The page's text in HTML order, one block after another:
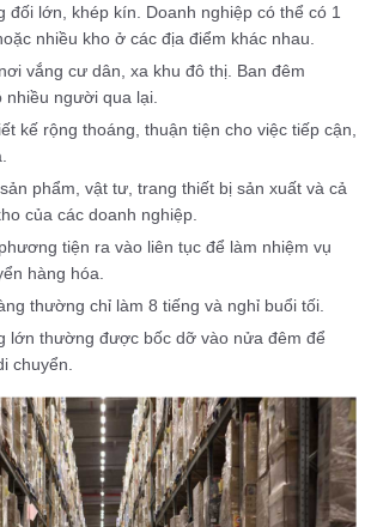
đối lớn, khép kín. Doanh nghiệp có thể có 1
nhiều kho ở các địa điểm khác nhau.
vắng cư dân, xa khu đô thị. Ban đêm
người qua lại.
kế rộng thoáng, thuận tiện cho việc tiếp cận,
phẩm, vật tư, trang thiết bị sản xuất và cả
của các doanh nghiệp.
tiện ra vào liên tục để làm nhiệm vụ
hàng hóa.
thường chỉ làm 8 tiếng và nghỉ buổi tối.
lớn thường được bốc dỡ vào nửa đêm để
chuyển.